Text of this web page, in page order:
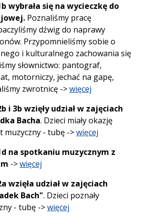
wybrała się na wycieczkę do
Poznaliśmy pracę
dźwig do naprawy
Przypomnieliśmy sobie o
i kulturalnego zachowania się
słownictwo: pantograf,
motorniczy, jechać na gapę,
zwrotnicę ->więcej
i 3b wzięły udział w zajęciach
Bacha. Dzieci miały okazję
muzyczny - tubę ->więcej
na spotkaniu muzycznym z
->więcej
wzięła udział w zajęciach
Bach". Dzieci poznały
- tubę ->więcej